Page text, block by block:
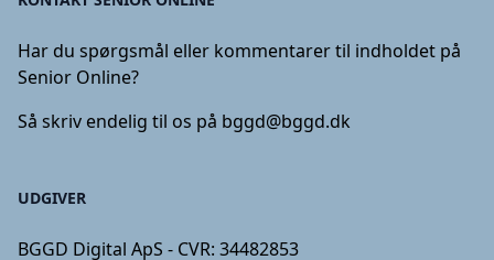
Har du spørgsmål eller kommentarer til indholdet på
Senior Online?
Så skriv endelig til os på bggd@bggd.dk
UDGIVER
BGGD Digital ApS - CVR: 34482853